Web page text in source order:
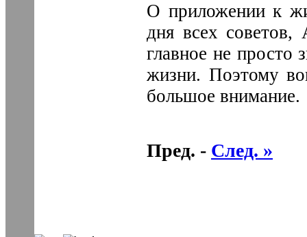
О приложении к
дня всех советов,
главное не просто
жизни. Поэтому
большое внимание.
Пред. - След. »